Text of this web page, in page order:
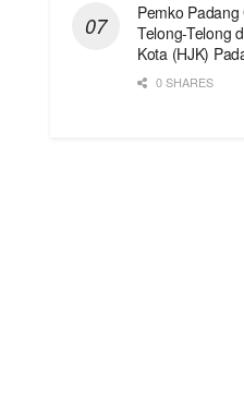
Pemko
Telong-Telong
Kota (HJK)
0 SHARES